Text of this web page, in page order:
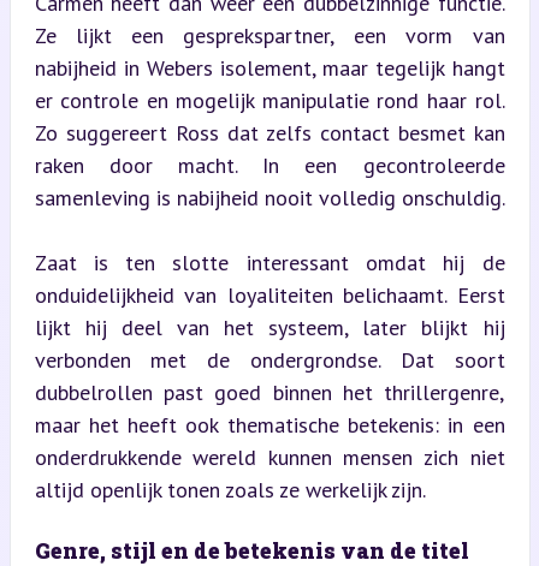
Ze lijkt een gesprekspartner, een vorm van
nabijheid in Webers isolement, maar tegelijk hangt
er controle en mogelijk manipulatie rond haar rol.
Zo suggereert Ross dat zelfs contact besmet kan
raken door macht. In een gecontroleerde
samenleving is nabijheid nooit volledig onschuldig.
Zaat is ten slotte interessant omdat hij de
onduidelijkheid van loyaliteiten belichaamt. Eerst
lijkt hij deel van het systeem, later blijkt hij
verbonden met de ondergrondse. Dat soort
dubbelrollen past goed binnen het thrillergenre,
maar het heeft ook thematische betekenis: in een
onderdrukkende wereld kunnen mensen zich niet
altijd openlijk tonen zoals ze werkelijk zijn.
Genre, stijl en de betekenis van de titel